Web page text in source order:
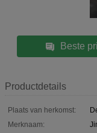
Beste
Productdetails
Plaats van herkomst:
Merknaam: